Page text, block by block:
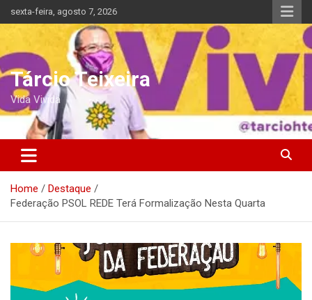
to
sexta-feira, agosto 7, 2026
Tárcio Teixeira
Vida Vivida
Home
Destaque
Federação PSOL REDE Terá Formalização Nesta Quarta